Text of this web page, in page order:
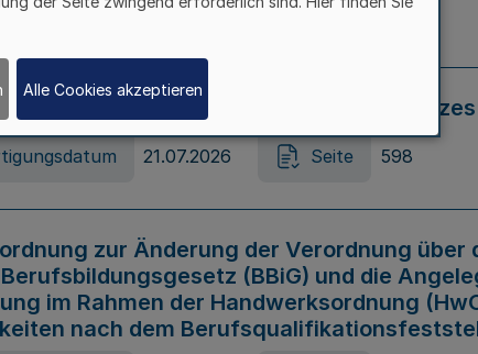
21.07.2026 Seite 595
Änderung des Online-Casinospiel Gesetzes
21.07.2026 Seite 598
zur Änderung der Verordnung über
(BBiG) und die
im Rahmen der Handwerksordnung
nach dem
Alle Cookies akzeptieren